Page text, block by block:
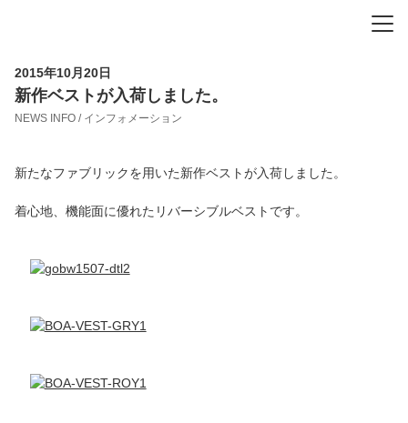
2015年10月20日
新作ベストが入荷しました。
NEWS INFO / インフォメーション
新たなファブリックを用いた新作ベストが入荷しました。
着心地、機能面に優れたリバーシブルベストです。